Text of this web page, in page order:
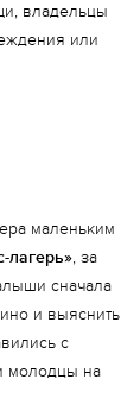
владельцы
или
маленьким
лагерь», за
сначала
и выяснить
с
молодцы на